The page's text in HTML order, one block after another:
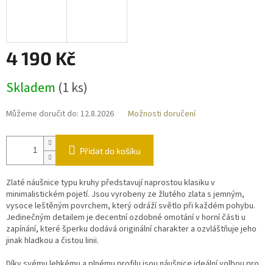
4 190 Kč
cena:
Skladem (1 ks)
Můžeme doručit do: 12.8.2026 Možnosti doručení
Přidat do košíku
Zlaté náušnice typu kruhy představují naprostou klasiku v
minimalistickém pojetí. Jsou vyrobeny ze žlutého zlata s jemným,
vysoce leštěným povrchem, který odráží světlo při každém pohybu.
Jedinečným detailem je decentní ozdobné omotání v horní části u
zapínání, které šperku dodává originální charakter a ozvláštňuje jeho
jinak hladkou a čistou linii.